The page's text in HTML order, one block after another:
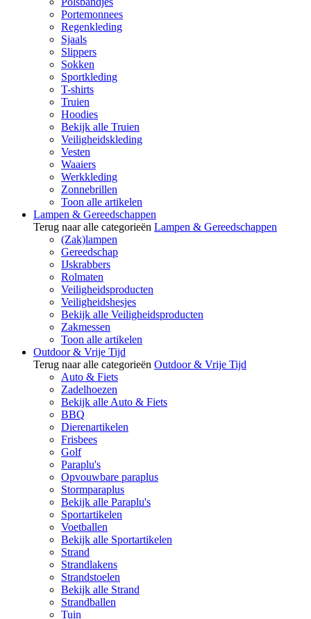
Portemonnees
Regenkleding
Sjaals
Slippers
Sokken
Sportkleding
T-shirts
Truien
Hoodies
Bekijk alle Truien
Veiligheidskleding
Vesten
Waaiers
Werkkleding
Zonnebrillen
Toon alle artikelen
Lampen & Gereedschappen
Terug naar alle categorieën Lampen & Gereedschappen
(Zak)lampen
Gereedschap
IJskrabbers
Rolmaten
Veiligheidsproducten
Veiligheidshesjes
Bekijk alle Veiligheidsproducten
Zakmessen
Toon alle artikelen
Outdoor & Vrije Tijd
Terug naar alle categorieën Outdoor & Vrije Tijd
Auto & Fiets
Zadelhoezen
Bekijk alle Auto & Fiets
BBQ
Dierenartikelen
Frisbees
Golf
Paraplu's
Opvouwbare paraplus
Stormparaplus
Bekijk alle Paraplu's
Sportartikelen
Voetballen
Bekijk alle Sportartikelen
Strand
Strandlakens
Strandstoelen
Bekijk alle Strand
Strandballen
Tuin